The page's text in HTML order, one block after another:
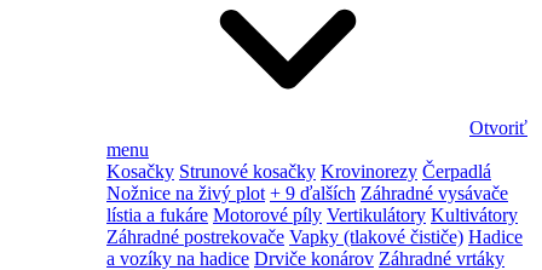
Otvoriť
menu
Kosačky Strunové kosačky Krovinorezy Čerpadlá
Nožnice na živý plot + 9 ďalších Záhradné vysávače
lístia a fukáre Motorové píly Vertikulátory Kultivátory
Záhradné postrekovače Vapky (tlakové čističe) Hadice
a vozíky na hadice Drviče konárov Záhradné vrtáky